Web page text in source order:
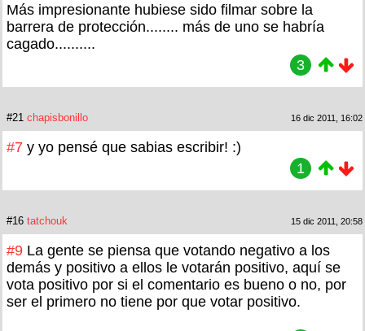
Más impresionante hubiese sido filmar sobre la
barrera de protección........ más de uno se habría
cagado..........
3
#21 chapisbonillo 16 dic 2011, 16:02
#7 y yo pensé que sabias escribir! :)
1
#16 tatchouk 15 dic 2011, 20:58
#9 La gente se piensa que votando negativo a los
demás y positivo a ellos le votarán positivo, aquí se
vota positivo por si el comentario es bueno o no, por
ser el primero no tiene por que votar positivo.